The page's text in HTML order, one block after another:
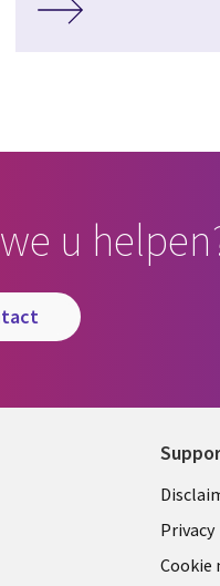
u
Privacy
Cookie